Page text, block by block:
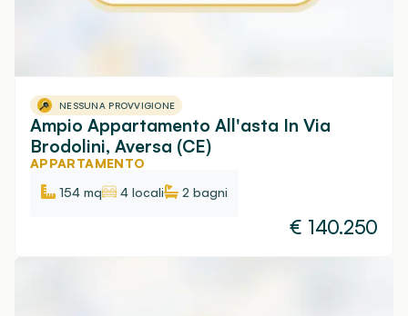
NESSUNA PROVVIGIONE
Ampio Appartamento All'asta In Via
Brodolini, Aversa (CE)
APPARTAMENTO
154 mq
4 locali 2 bagni
€ 140.250